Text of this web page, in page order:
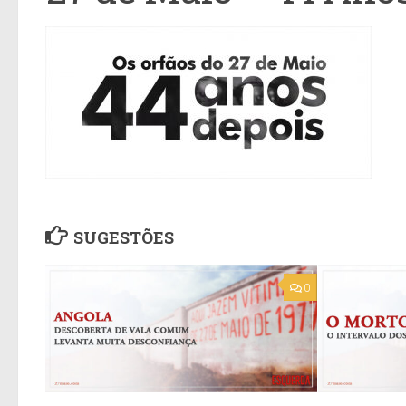
SUGESTÕES
0